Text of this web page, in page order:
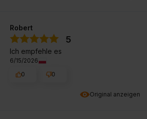
Original anzeigen
Robert
5
Ich empfehle es
6/15/2026
0
0